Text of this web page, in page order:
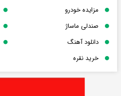
مزایده خودرو
صندلی ماساژ
دانلود آهنگ
خرید نقره